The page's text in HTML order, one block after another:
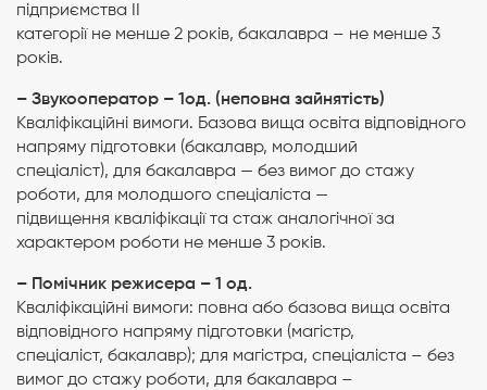
підприємства II
категорії не менше 2 років, бакалавра – не менше 3
років.
– Звукооператор – 1од. (неповна зайнятість)
Кваліфікаційні вимоги. Базова вища освіта відповідного
напряму підготовки (бакалавр, молодший
спеціаліст), для бакалавра — без вимог до стажу
роботи, для молодшого спеціаліста —
підвищення кваліфікації та стаж аналогічної за
характером роботи не менше 3 років.
– Помічник режисера – 1 од.
Кваліфікаційні вимоги: повна або базова вища освіта
відповідного напряму підготовки (магістр,
спеціаліст, бакалавр); для магістра, спеціаліста – без
вимог до стажу роботи, для бакалавра –